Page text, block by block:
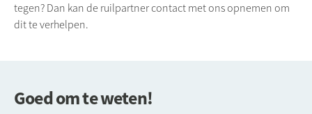
tegen? Dan kan de ruilpartner contact met ons opnemen om
dit te verhelpen.
Goed om te weten!